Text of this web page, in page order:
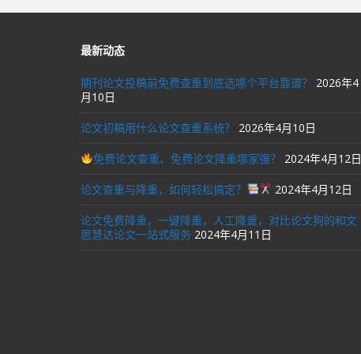
航
最新动态
期刊论文投稿前免费查重到底选哪个平台靠谱？
2026年4
月10日
论文初稿用什么论文查重系统？ 2026年4月10日
免费论文查重、免费论文降重哪家强？ 2024年4月12日
论文查重与降重，如何轻松搞定？ 2024年4月12日
论文免费降重，一键降重，人工降重，对比论文狗的和文
思慧达论文一站式服务 2024年4月11日